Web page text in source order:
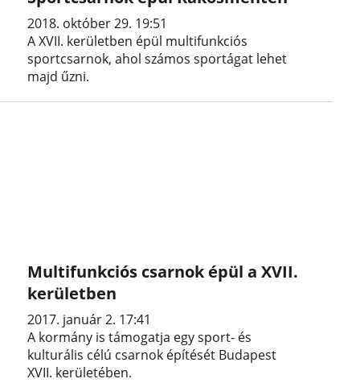
2018. október 29. 19:51
A XVII. kerületben épül multifunkciós
sportcsarnok, ahol számos sportágat lehet
majd űzni.
Multifunkciós csarnok épül a XVII.
kerületben
2017. január 2. 17:41
A kormány is támogatja egy sport- és
kulturális célú csarnok építését Budapest
XVII. kerületében.